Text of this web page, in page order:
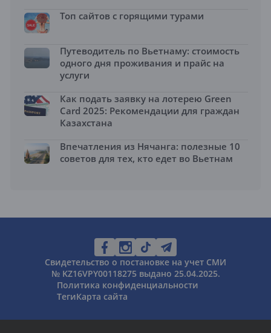
Топ сайтов с горящими турами
Путеводитель по Вьетнаму: стоимость
одного дня проживания и прайс на
услуги
Как подать заявку на лотерею Green
Card 2025: Рекомендации для граждан
Казахстана
Впечатления из Нячанга: полезные 10
советов для тех, кто едет во Вьетнам
Свидетельство о постановке на учет СМИ
№ KZ16VPY00118275 выдано 25.04.2025.
Политика конфиденциальности
ТегиКарта сайта